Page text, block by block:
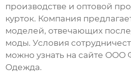
производстве и оптовой
курток. Компания
моделей, отвечающих
моды. Условия
можно узнать на сайте ООО
Одежда.